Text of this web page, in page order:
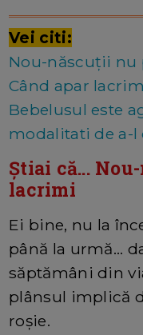
Vei citi:
Nou-născuții nu
Când apar
Bebelusul este
modalitati de a-l
Știai că...
lacrimi
Ei bine, nu la
până la urmă...
săptămâni din
plânsul implică
roșie.